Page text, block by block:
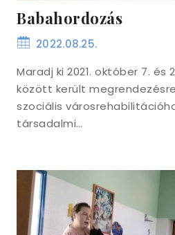
Babahordozás
2022.08.25.
Maradj ki 2021. október 7. és
között került
szociális
társadalmi…